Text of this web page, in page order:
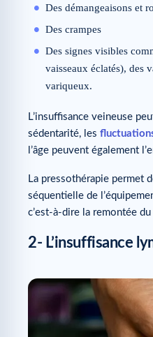
Des démangeaisons et
Des crampes
Des signes visibles
vaisseaux éclatés), des
variqueux.
L’insuffisance veineuse
sédentarité, les
l’âge peuvent également
La pressothérapie permet
séquentielle de
c’est-à-dire la remontée
2- L’insuffisance